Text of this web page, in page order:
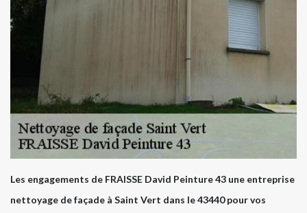
Les engagements de FRAISSE David Peinture 43 une entreprise
nettoyage de façade à Saint Vert dans le 43440 pour vos